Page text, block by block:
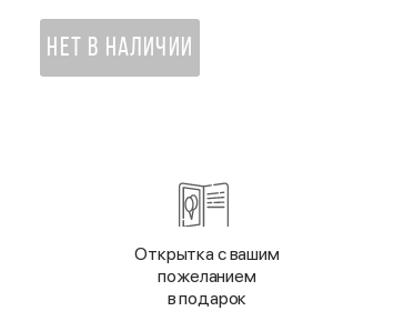
НЕТ В НАЛИЧИИ
Открытка с вашим
пожеланием
в подарок